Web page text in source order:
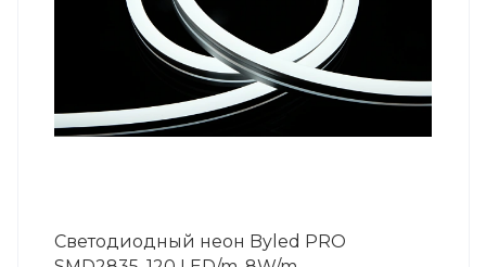
Светодиодный неон Byled PRO